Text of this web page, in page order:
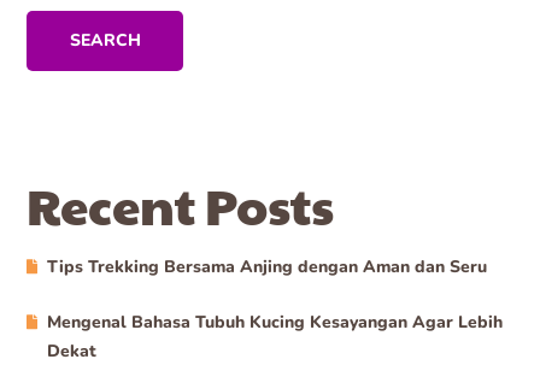
SEARCH
Recent Posts
Tips Trekking Bersama Anjing dengan Aman dan Seru
Mengenal Bahasa Tubuh Kucing Kesayangan Agar Lebih
Dekat